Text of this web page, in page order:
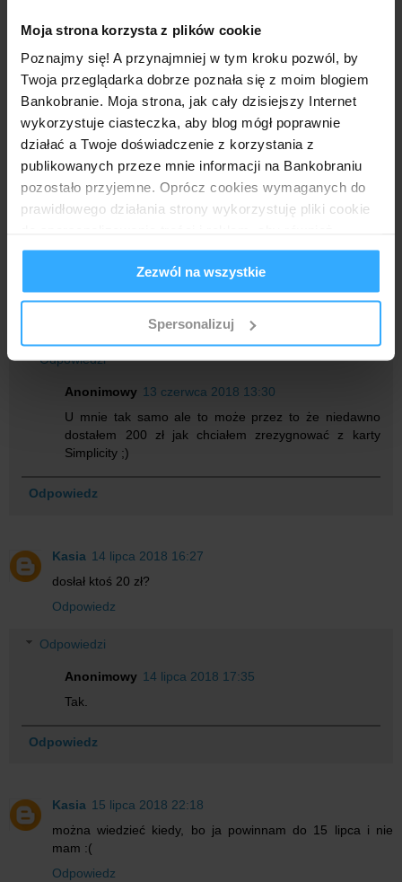
Moja strona korzysta z plików cookie
Poznajmy się! A przynajmniej w tym kroku pozwól, by
Twoja przeglądarka dobrze poznała się z moim blogiem
Bankobranie. Moja strona, jak cały dzisiejszy Internet
wykorzystuje ciasteczka, aby blog mógł poprawnie
działać a Twoje doświadczenie z korzystania z
publikowanych przeze mnie informacji na Bankobraniu
pozostało przyjemne. Oprócz cookies wymaganych do
prawidłowego działania strony wykorzystuję pliki cookie
analizować ruch w mojej witrynie. Informacje o tym, jak
korzystasz z bloga, udostępniam moim partnerom
społecznościowym, reklamowym i analitycznym.
Partnerzy mogą połączyć te informacje z innymi danymi
korzystania z ich usług.
Zezwól na wszystkie
Spersonalizuj
naprawili ;)
Odpowiedz
Anonimowy 12 czerwca 2018 20:05
Dostałam zaproszenie, pewnie dlatego, że wcześniej się nie
logowałam :)
Odpowiedz
Anonimowy 12 czerwca 2018 21:54
U mnie zaproszenia brak. A też wcześniej się nie
logowałem.
Odpowiedzi
Anonimowy 13 czerwca 2018 13:30
U mnie tak samo ale to może przez to że niedawno
dostałem 200 zł jak chciałem zrezygnować z karty
Simplicity ;)
Odpowiedz
Kasia 14 lipca 2018 16:27
dosłał ktoś 20 zł?
Odpowiedz
Odpowiedzi
Anonimowy 14 lipca 2018 17:35
Tak.
Odpowiedz
Kasia 15 lipca 2018 22:18
można wiedzieć kiedy, bo ja powinnam do 15 lipca i nie
mam :(
Odpowiedz